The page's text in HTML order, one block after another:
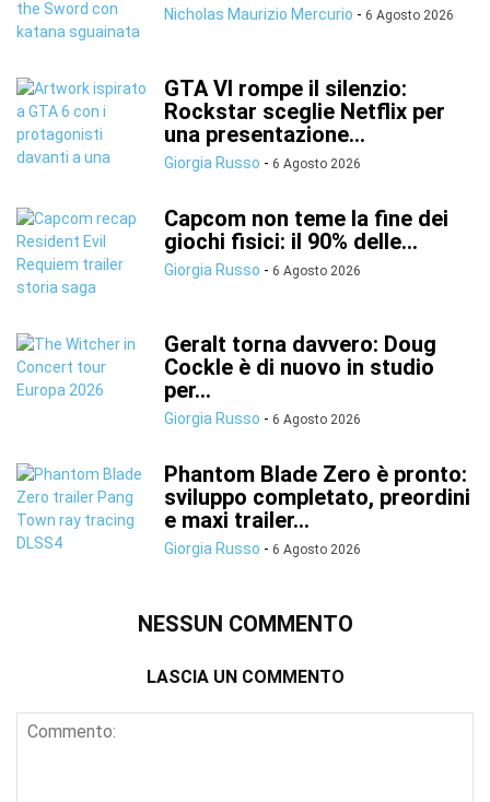
Nicholas Maurizio Mercurio - 6 Agosto 2026
GTA VI rompe il silenzio:
Rockstar sceglie Netflix per
una presentazione...
Giorgia Russo - 6 Agosto 2026
Capcom non teme la fine dei
giochi fisici: il 90% delle...
Giorgia Russo - 6 Agosto 2026
Geralt torna davvero: Doug
Cockle è di nuovo in studio
per...
Giorgia Russo - 6 Agosto 2026
Phantom Blade Zero è pronto:
sviluppo completato, preordini
e maxi trailer...
Giorgia Russo - 6 Agosto 2026
NESSUN COMMENTO
LASCIA UN COMMENTO